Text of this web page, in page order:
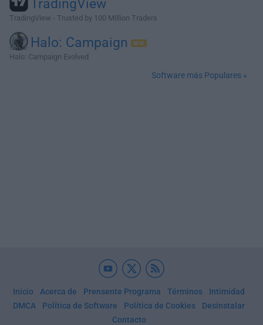
TradingView
TradingView - Trusted by 100 Million Traders
Halo: Campaign
Halo: Campaign Evolved
Software más Populares »
Inicio Acerca de Prensente Programa Términos
Intimidad
DMCA
Política de Software Política de Cookies
Desinstalar
Contacto